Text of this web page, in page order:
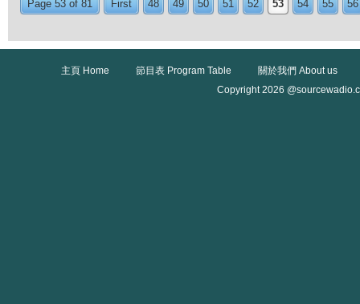
Page 53 of 81 First 48 49 50 51 52 53 54 55 56
主頁 Home 節目表 Program Table
關於我們 About us
Copyright 2026